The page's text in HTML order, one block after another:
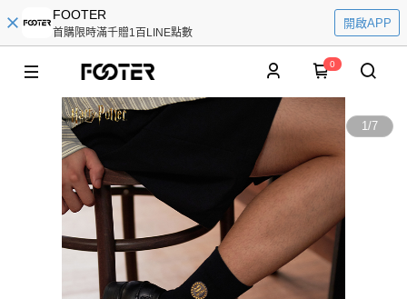
FOOTER
首購限時滿千贈1百LINE點數
開啟APP
0
1/7